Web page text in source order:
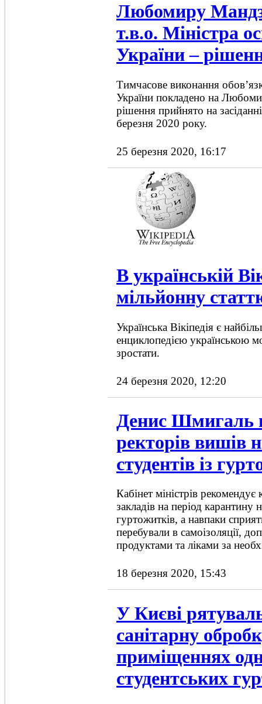
Любомиру
т.в.о. Міністра
України –
Тимчасове виконання
України покладено на
рішення прийнято на
березня 2020 року.
25 березня 2020, 16:17
В українській
мільйонну
Українська Вікіпедія є
енциклопедією українською
зростати.
24 березня 2020, 12:20
Денис Шмигаль
ректорів вишів
студентів із
Кабінет міністрів
закладів на період карантину
гуртожитків, а навпаки
перебували в самоізоляції,
продуктами та ліками за
18 березня 2020, 15:43
У Києві
санітарну
приміщеннях
студентських